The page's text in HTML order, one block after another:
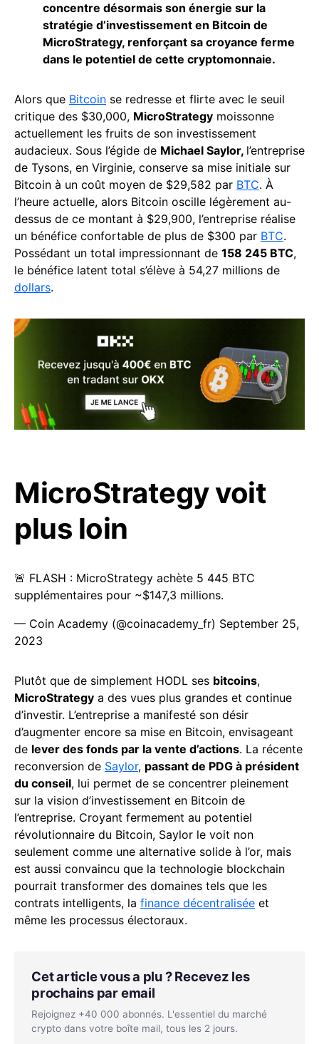
concentre désormais son énergie sur la
stratégie d’investissement en Bitcoin de
MicroStrategy, renforçant sa croyance ferme
dans le potentiel de cette cryptomonnaie.
Alors que Bitcoin se redresse et flirte avec le seuil
critique des $30,000, MicroStrategy moissonne
actuellement les fruits de son investissement
audacieux. Sous l’égide de Michael Saylor, l’entreprise
de Tysons, en Virginie, conserve sa mise initiale sur
Bitcoin à un coût moyen de $29,582 par BTC. À
l’heure actuelle, alors Bitcoin oscille légèrement au-
dessus de ce montant à $29,900, l’entreprise réalise
un bénéfice confortable de plus de $300 par BTC.
Possédant un total impressionnant de 158 245 BTC,
le bénéfice latent total s’élève à 54,27 millions de
dollars.
MicroStrategy voit
plus loin
🚨 FLASH : MicroStrategy achète 5 445 BTC
supplémentaires pour ~$147,3 millions.
— Coin Academy (@coinacademy_fr) September 25,
2023
Plutôt que de simplement HODL ses bitcoins,
MicroStrategy a des vues plus grandes et continue
d’investir. L’entreprise a manifesté son désir
d’augmenter encore sa mise en Bitcoin, envisageant
de lever des fonds par la vente d’actions. La récente
reconversion de Saylor, passant de PDG à président
du conseil, lui permet de se concentrer pleinement
sur la vision d’investissement en Bitcoin de
l’entreprise. Croyant fermement au potentiel
révolutionnaire du Bitcoin, Saylor le voit non
seulement comme une alternative solide à l’or, mais
est aussi convaincu que la technologie blockchain
pourrait transformer des domaines tels que les
contrats intelligents, la finance décentralisée et
même les processus électoraux.
Cet article vous a plu ? Recevez les
prochains par email
Rejoignez +40 000 abonnés. L'essentiel du marché
crypto dans votre boîte mail, tous les 2 jours.